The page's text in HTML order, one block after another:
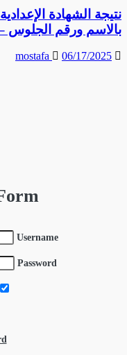
بالاسم ورقم الجلوس
mostafa 06/17/2025
Username
Password